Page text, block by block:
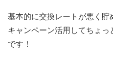
基本的に交換レートが悪く貯
キャンペーン活用してちょ
です！